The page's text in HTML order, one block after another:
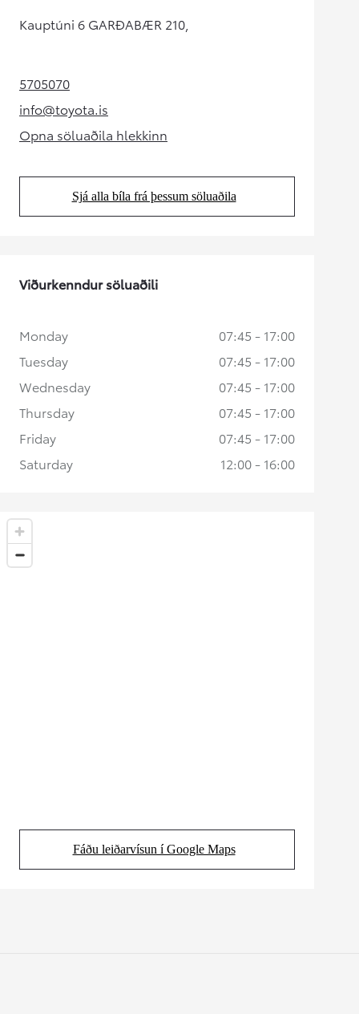
Kauptúni 6 GARÐABÆR 210,
5705070(Opens in new tab)
info@toyota.is(Opens in new tab)
Opna söluaðila hlekkinn
(Opens in new tab)
Sjá alla bíla frá þessum söluaðila
(Opens in new tab)
Fáðu leiðarvísun í Google Maps
(Opens in new tab)
Viðurkenndur söluaðili
Monday
07:45 - 17:00
Tuesday
07:45 - 17:00
Wednesday
07:45 - 17:00
Thursday
07:45 - 17:00
Friday
07:45 - 17:00
Saturday
12:00 - 16:00